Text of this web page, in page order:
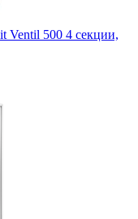
Ventil 500 4 секции,